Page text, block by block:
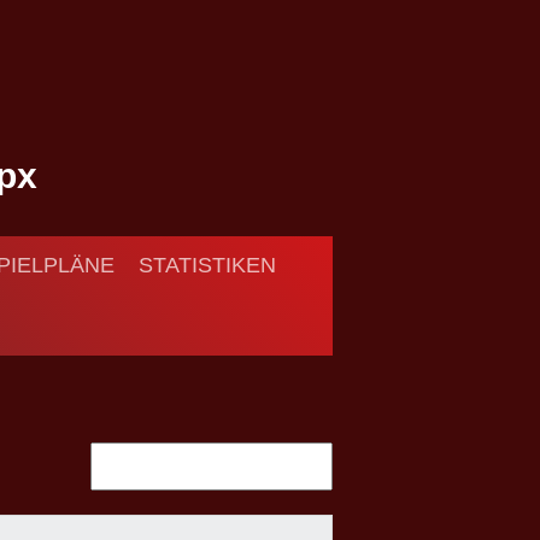
STATISTIKEN